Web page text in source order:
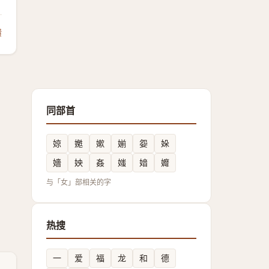
同部首
婛 嬔 嫰 媊 妴
㛊
嬙
姎 姦 媸 㛺 孊
与「女」部相关的字
热搜
一 爱 福 龙 和 德